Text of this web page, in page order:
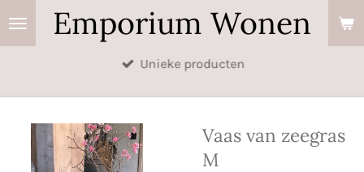
Ga
Emporium Wonen
Unieke producten
Vaas van zeegras
M